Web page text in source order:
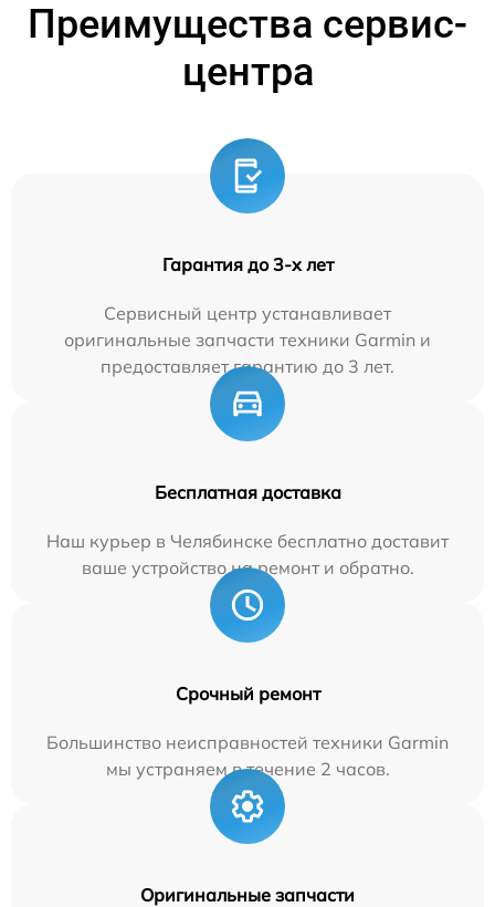
Преимущества сервис-
центра
Гарантия до 3-х лет
Сервисный центр устанавливает
оригинальные запчасти техники Garmin и
предоставляет гарантию до 3 лет.
Бесплатная доставка
Наш курьер в Челябинске бесплатно доставит
ваше устройство на ремонт и обратно.
Срочный ремонт
Большинство неисправностей техники Garmin
мы устраняем в течение 2 часов.
Оригинальные запчасти